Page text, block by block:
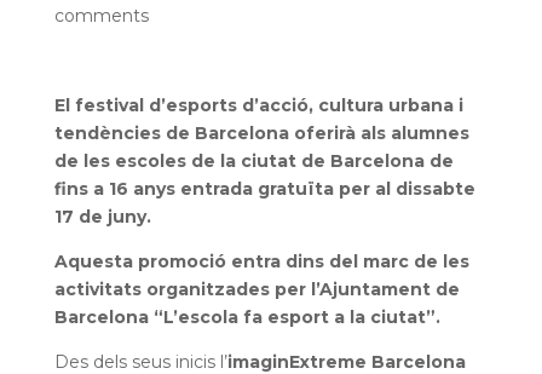
comments
El festival d’esports d’acció, cultura urbana i
tendències de Barcelona oferirà als alumnes
de les escoles de la ciutat de Barcelona de
fins a 16 anys entrada gratuïta per al dissabte
17 de juny.
Aquesta promoció entra dins del marc de les
activitats organitzades per l’Ajuntament de
Barcelona “L’escola fa esport a la ciutat”.
Des dels seus inicis l’imaginExtreme Barcelona